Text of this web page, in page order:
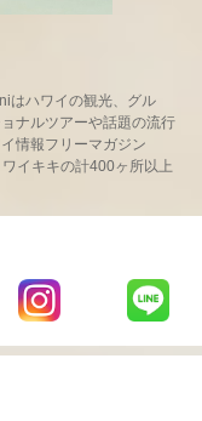
はハワイの観光、グル
ナルツアーや話題の流行
情報フリーマガジン
イキキの計400ヶ所以上